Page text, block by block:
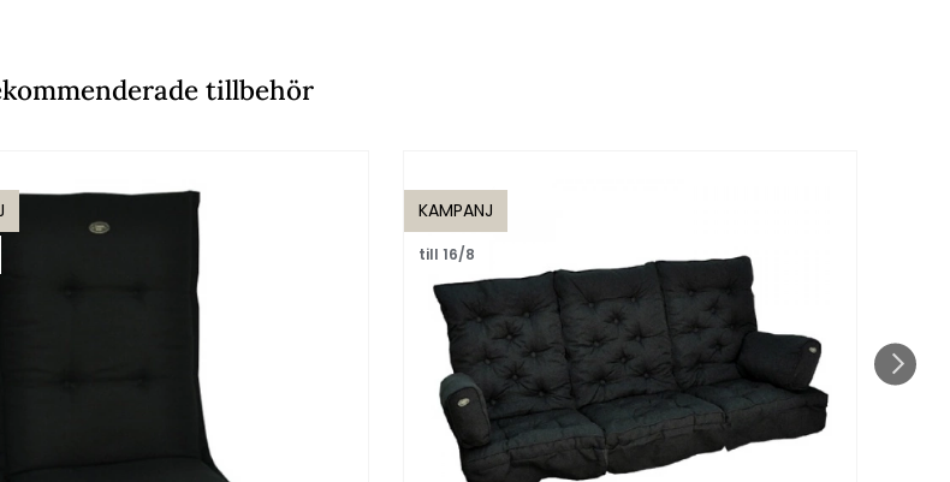
tillbehör
KAMPANJ
till 16/8